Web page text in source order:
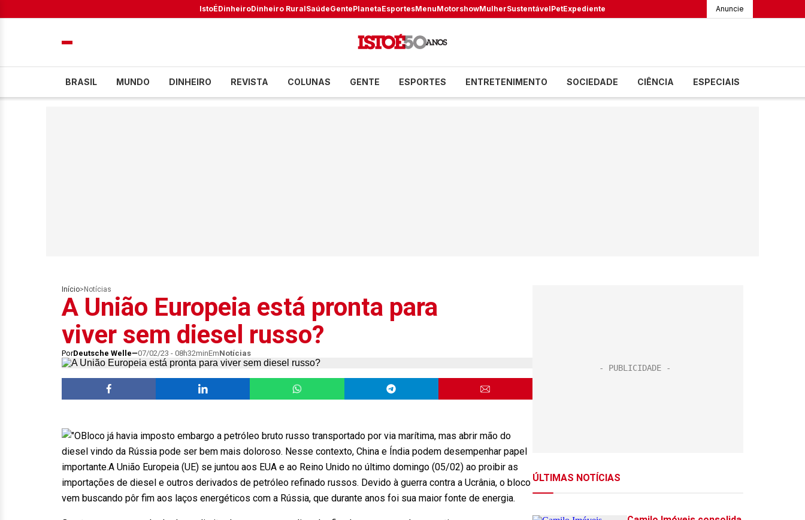
IstoÉDinheiroDinheiro RuralSaúdeGentePlanetaEsportesMenuMotorshowMulherSustentávelPetExpediente Anuncie
BRASIL MUNDO DINHEIRO REVISTA COLUNAS GENTE ESPORTES ENTRETENIMENTO SOCIEDADE CIÊNCIA ESPECIAIS
Início> Notícias
A União Europeia está pronta para
viver sem diesel russo?
PorDeutsche Welle 07/02/23 - 08h32minEmNotícias
Bloco já havia imposto embargo a petróleo bruto russo transportado por via marítima, mas abrir mão do
diesel vindo da Rússia pode ser bem mais doloroso. Nesse contexto, China e Índia podem desempenhar papel
importante.A União Europeia (UE) se juntou aos EUA e ao Reino Unido no último domingo (05/02) ao proibir as
importações de diesel e outros derivados de petróleo refinado russos. Devido à guerra contra a Ucrânia, o bloco
vem buscando pôr fim aos laços energéticos com a Rússia, que durante anos foi sua maior fonte de energia.